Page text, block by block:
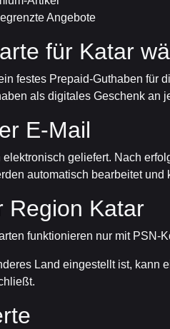
Angebote
für Katar
festes Prepaid-Guthaben für
als digitales Geschenk an
E-Mail
geliefert. Nach
automatisch bearbeitet
Region Katar
funktionieren nur mit PSN-
Land eingestellt ist,